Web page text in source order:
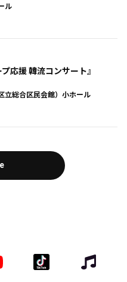
ル
応援 韓流コンサート』
立総合区民会館）小ホール